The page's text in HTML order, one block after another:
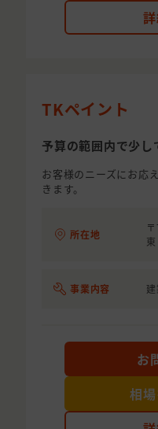
TKペイント
予算の範囲内で少し
お客様のニーズにお応
きます。
所在地
事業内容
お
相